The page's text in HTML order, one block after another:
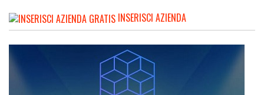
INSERISCI AZIENDA